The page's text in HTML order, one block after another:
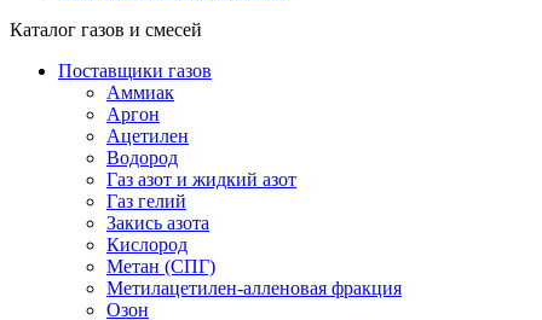
Каталог газов и смесей
Поставщики газов
Аммиак
Аргон
Ацетилен
Водород
Газ азот и жидкий азот
Газ гелий
Закись азота
Кислород
Метан (СПГ)
Метилацетилен-алленовая фракция
Озон